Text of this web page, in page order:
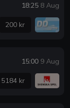
18:25 8 Aug
200 kr
15:00 9 Aug
5184 kr